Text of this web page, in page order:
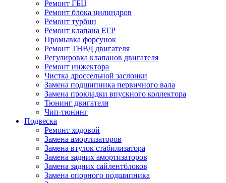
Ремонт ГБЦ
Ремонт блока цилиндров
Ремонт турбин
Ремонт клапана ЕГР
Промывка форсунок
Ремонт ТНВД двигателя
Регулировка клапанов двигателя
Ремонт инжектора
Чистка дроссельной заслонки
Замена подшипника первичного вала
Замена прокладки впускного коллектора
Тюнинг двигателя
Чип-тюнинг
Подвеска
Ремонт ходовой
Замена амортизаторов
Замена втулок стабилизатора
Замена задних амортизаторов
Замена задних сайлентблоков
Замена опорного подшипника